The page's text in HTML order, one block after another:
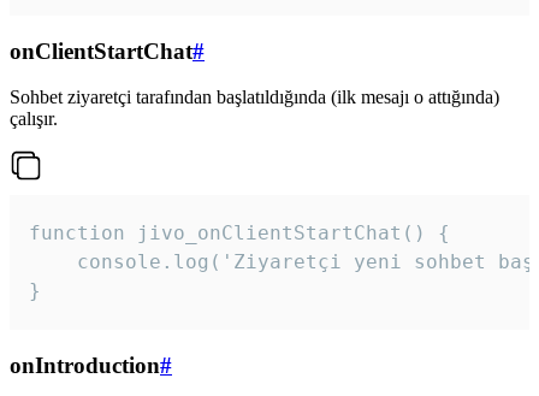
onClientStartChat#
Sohbet ziyaretçi tarafından başlatıldığında (ilk mesajı o attığında)
çalışır.
function jivo_onClientStartChat() {
console.log('Ziyaretçi yeni sohbet
}
onIntroduction#